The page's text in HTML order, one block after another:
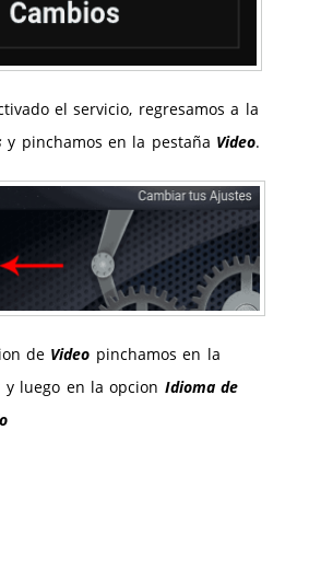
el servicio, regresamos a la
y pinchamos en la pestaña Video.
de Video pinchamos en la
y luego en la opcion Idioma de